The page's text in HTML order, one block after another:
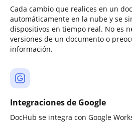
Cada cambio que realices en un
automáticamente en la nube y se
dispositivos en tiempo real. No es
versiones de un documento o
información.
Integraciones de Google
DocHub se integra con Google